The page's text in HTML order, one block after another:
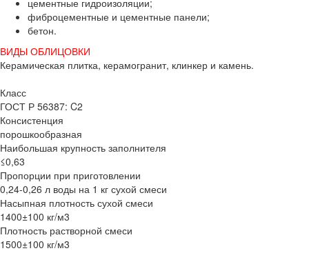
фиброцементные и цементные панели;
бетон.
ВИДЫ ОБЛИЦОВКИ
Керамическая плитка, керамогранит, клинкер и камень.
Класс
ГОСТ Р 56387: C2
Консистенция
порошкообразная
Наибольшая крупность заполнителя
≤0,63
Пропорции при приготовлении
0,24-0,26 л воды на 1 кг сухой смеси
Насыпная плотность сухой смеси
1400±100 кг/м3
Плотность растворной смеси
1500±100 кг/м3